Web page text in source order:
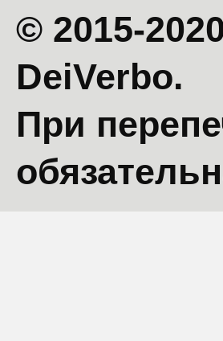
© 2015-
DeiVerbo.
При